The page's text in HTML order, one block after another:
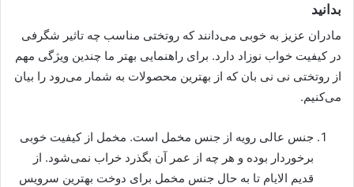
بدانید
مادران عزیز به خوبی می‌دانند که روتختی مناسب چه تاثیر شگرفی
در کیفیت خواب نوزاد دارد. برای راهنمایی بهتر ما چندین ویژگی مهم
از روتختی نی نی بان که از بهترین محصولات به شمار می‌رود را بیان
می‌کنیم.
جنس عالی رویه از جنس مخمل است. مخمل از کیفیت خوبی
برخوردار بوده و هر چه از عمر آن بگذرد خراب نمی‌شود. از
قدیم الایام تا به حال جنس مخمل برای دوخت بهترین سرویس